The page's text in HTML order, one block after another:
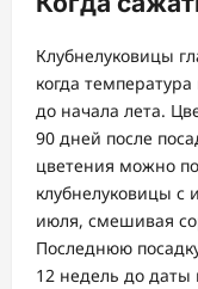
Клубнелуковицы
когда
до начала лета.
90 дней после
цветения можно
клубнелуковицы с
июля, смешивая
Последнюю
12 недель до даты